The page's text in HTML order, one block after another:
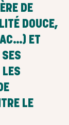
DE
DOUCE,
ET
SES
LES
LE